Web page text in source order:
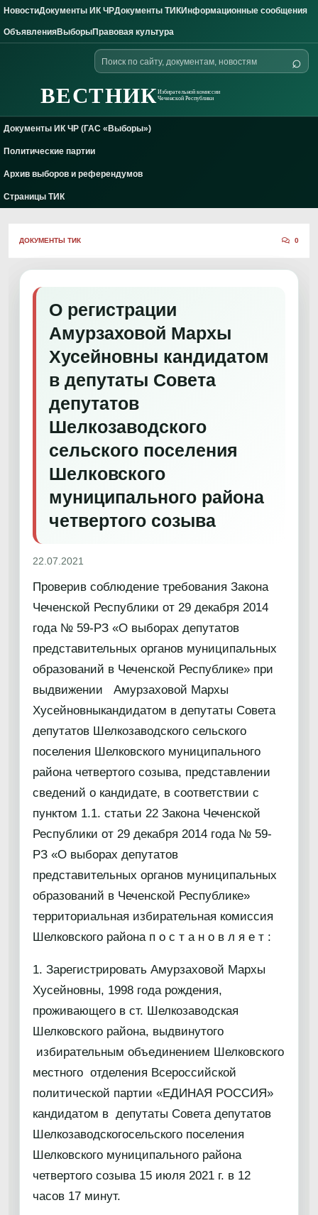
Skip to content
НовостиДокументы ИК ЧРДокументы ТИКИнформационные сообщения
ОбъявленияВыборыПравовая культура
ВЕСТНИКИзбирательной комиссии
Чеченской Республики
Поиск
по
⌕
Документы ИК ЧР (ГАС «Выборы»)
Политические партии
Архив выборов и референдумов
Страницы ТИК
ДОКУМЕНТЫ ТИК 0
О регистрации
Амурзаховой Мархы
Хусейновны кандидатом
в депутаты Совета
депутатов
Шелкозаводского
сельского поселения
Шелковского
муниципального района
четвертого созыва
22.07.2021
Проверив соблюдение требования Закона
Чеченской Республики от 29 декабря 2014
года № 59-РЗ «О выборах депутатов
представительных органов муниципальных
образований в Чеченской Республике» при
выдвижении Амурзаховой Мархы
Хусейновныкандидатом в депутаты Совета
депутатов Шелкозаводского сельского
поселения Шелковского муниципального
района четвертого созыва, представлении
сведений о кандидате, в соответствии с
пунктом 1.1. статьи 22 Закона Чеченской
Республики от 29 декабря 2014 года № 59-
РЗ «О выборах депутатов
представительных органов муниципальных
образований в Чеченской Республике»
территориальная избирательная комиссия
Шелковского района п о с т а н о в л я е т :
1. Зарегистрировать Амурзаховой Мархы
Хусейновны, 1998 года рождения,
проживающего в ст. Шелкозаводская
Шелковского района, выдвинутого
избирательным объединением Шелковского
местного отделения Всероссийской
политической партии «ЕДИНАЯ РОССИЯ»
кандидатом в депутаты Совета депутатов
Шелкозаводскогосельского поселения
Шелковского муниципального района
четвертого созыва 15 июля 2021 г. в 12
часов 17 минут.